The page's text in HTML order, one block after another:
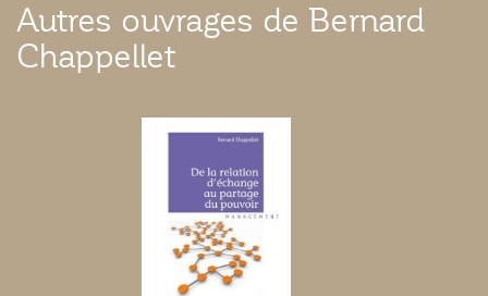
Autres ouvrages de Bernard
Chappellet